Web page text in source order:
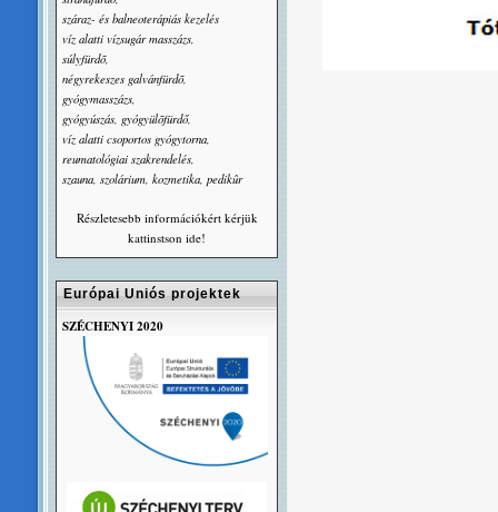
száraz- és balneoterápiás kezelés
víz alatti vízsugár masszázs,
súlyfürdõ,
négyrekeszes galvánfürdõ,
gyógymasszázs,
gyógyúszás, gyógyülõfürdő,
víz alatti csoportos gyógytorna,
reumatológiai szakrendelés,
szauna, szolárium, kozmetika, pedikûr
Részletesebb információkért kérjük
kattinstson ide!
Európai Uniós projektek
SZÉCHENYI 2020